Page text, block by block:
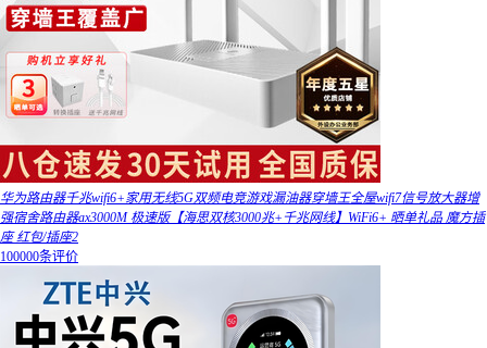
华为路由器千兆wifi6+家用无线5G双频电竞游戏漏油器穿墙王全屋wifi7信号放大器增
强宿舍路由器ax3000M 极速版【海思双核3000兆+千兆网线】WiFi6+ 晒单礼品 魔方插
座 红包/插座2
100000条评价